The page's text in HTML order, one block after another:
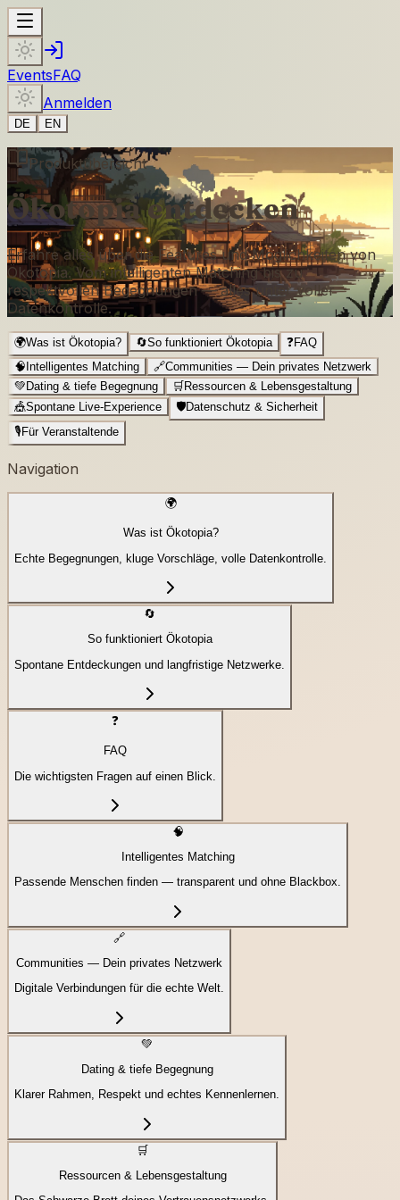
EventsFAQ
Anmelden
DE EN
Produktübersicht
Ökotopia entdecken
Erfahre alles über die Features und Möglichkeiten von
Ökotopia. Vom intelligenten Matching bis zu
respektvollen Begegnungen — alles unter voller
Datenkontrolle.
🌍Was ist Ökotopia? 🔄So funktioniert Ökotopia ❓FAQ
🧠 Intelligentes Matching 🔗Communities — Dein privates Netzwerk
💚 Dating & tiefe Begegnung 🛒 Ressourcen & Lebensgestaltung
🎪Spontane Live-Experience 🛡️Datenschutz & Sicherheit
🎙️ Für Veranstaltende
Navigation
🌍
Was ist Ökotopia?
Echte Begegnungen, kluge Vorschläge, volle Datenkontrolle.
🔄
So funktioniert Ökotopia
Spontane Entdeckungen und langfristige Netzwerke.
❓
FAQ
Die wichtigsten Fragen auf einen Blick.
🧠
Intelligentes Matching
Passende Menschen finden — transparent und ohne Blackbox.
🔗
Communities — Dein privates Netzwerk
Digitale Verbindungen für die echte Welt.
💚
Dating & tiefe Begegnung
Klarer Rahmen, Respekt und echtes Kennenlernen.
🛒
Ressourcen & Lebensgestaltung